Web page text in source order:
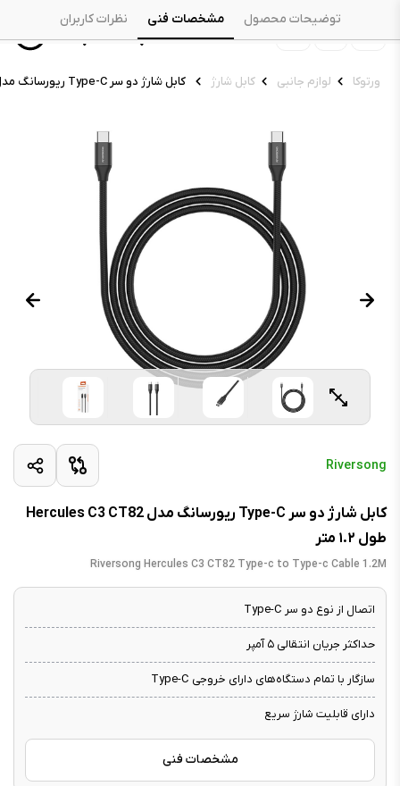
ورتوکا لوازم جانبی کابل شارژ کابل شارژ دو سر Type-C ریورسانگ مدل Hercules C3 CT82 طول ۱.۲ متر
Riversong
کابل شارژ دو سر Type-C ریورسانگ مدل Hercules C3 CT82
طول ۱.۲ متر
Riversong Hercules C3 CT82 Type-c to Type-c Cable 1.2M
اتصال از نوع دو سر Type-C
حداکثر جریان انتقالی ۵ آمپر
سازگار با تمام دستگاه‌های دارای خروجی Type-C
دارای قابلیت شارژ سریع
مشخصات فنی
توضیحات محصول مشخصات فنی نظرات کاربران